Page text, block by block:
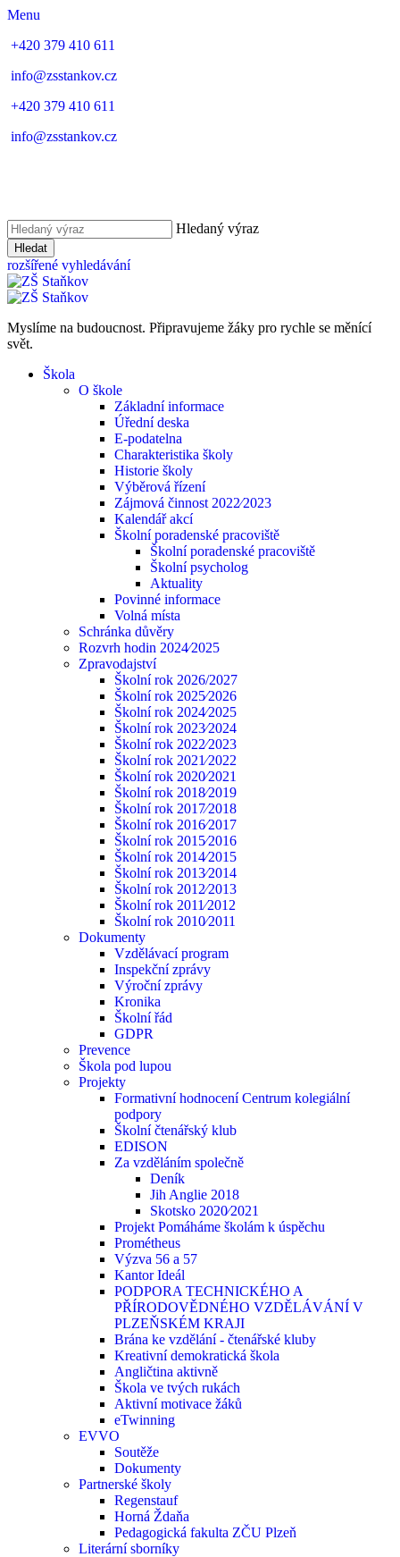
Menu
+420 379 410 611
info@zsstankov.cz
+420 379 410 611
info@zsstankov.cz
Hledaný výraz
Hledat
rozšířené vyhledávání
Myslíme na budoucnost. Připravujeme žáky pro rychle se měnící
svět.
Škola
O škole
Základní informace
Úřední deska
E-podatelna
Charakteristika školy
Historie školy
Výběrová řízení
Zájmová činnost 2022⁄2023
Kalendář akcí
Školní poradenské pracoviště
Školní poradenské pracoviště
Školní psycholog
Aktuality
Povinné informace
Volná místa
Schránka důvěry
Rozvrh hodin 2024⁄2025
Zpravodajství
Školní rok 2026/2027
Školní rok 2025⁄2026
Školní rok 2024⁄2025
Školní rok 2023⁄2024
Školní rok 2022⁄2023
Školní rok 2021⁄2022
Školní rok 2020⁄2021
Školní rok 2018⁄2019
Školní rok 2017⁄2018
Školní rok 2016⁄2017
Školní rok 2015⁄2016
Školní rok 2014⁄2015
Školní rok 2013⁄2014
Školní rok 2012⁄2013
Školní rok 2011⁄2012
Školní rok 2010⁄2011
Dokumenty
Vzdělávací program
Inspekční zprávy
Výroční zprávy
Kronika
Školní řád
GDPR
Prevence
Škola pod lupou
Projekty
Formativní hodnocení Centrum kolegiální
podpory
Školní čtenářský klub
EDISON
Za vzděláním společně
Deník
Jih Anglie 2018
Skotsko 2020⁄2021
Projekt Pomáháme školám k úspěchu
Prométheus
Výzva 56 a 57
Kantor Ideál
PODPORA TECHNICKÉHO A
PŘÍRODOVĚDNÉHO VZDĚLÁVÁNÍ V
PLZEŇSKÉM KRAJI
Brána ke vzdělání - čtenářské kluby
Kreativní demokratická škola
Angličtina aktivně
Škola ve tvých rukách
Aktivní motivace žáků
eTwinning
EVVO
Soutěže
Dokumenty
Partnerské školy
Regenstauf
Horná Ždaňa
Pedagogická fakulta ZČU Plzeň
Literární sborníky